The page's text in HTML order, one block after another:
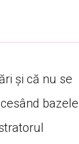
și că nu se
bazele